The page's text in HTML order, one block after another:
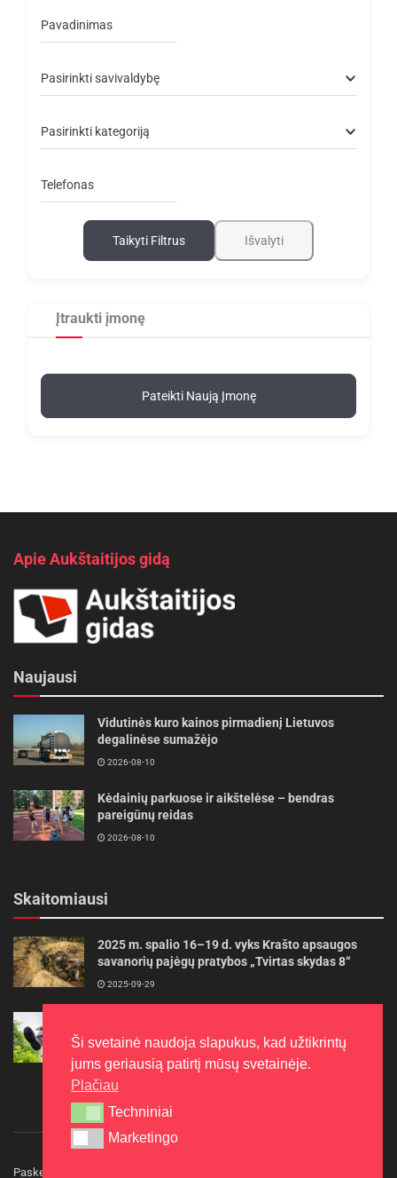
Pavadinimas
Pasirinkti savivaldybę
Pasirinkti kategoriją
Telefonas
Taikyti Filtrus Išvalyti
Įtraukti įmonę
Pateikti Naują Įmonę
Apie Aukštaitijos gidą
Naujausi
Vidutinės kuro kainos pirmadienį Lietuvos
degalinėse sumažėjo
2026-08-10
Kėdainių parkuose ir aikštelėse – bendras
pareigūnų reidas
2026-08-10
Skaitomiausi
2025 m. spalio 16–19 d. vyks Krašto apsaugos
savanorių pajėgų pratybos „Tvirtas skydas 8“
2025-09-29
ilgiau
2022-06-27
Paskelbkite naujieną
Ši svetainė naudoja slapukus, kad užtikrintų
jums geriausią patirtį mūsų svetainėje.
Plačiau
Techniniai
Techniniai
Marketingo
Marketingo